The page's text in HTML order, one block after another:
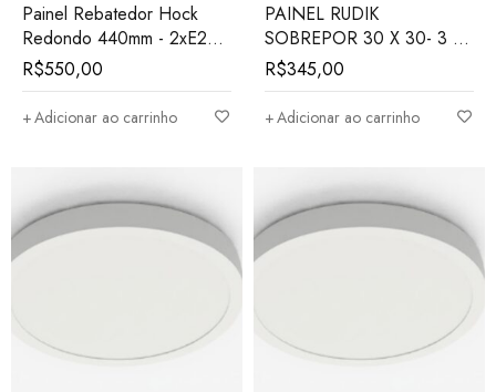
Painel Rebatedor Hock
Redondo 440mm - 2xE27 -
branco - embutir
R$550,00
Adicionar ao carrinho
PAINEL RUDIK
SOBREPOR 30 X 30- 3 X
E27
R$345,00
Adicionar ao carrinho